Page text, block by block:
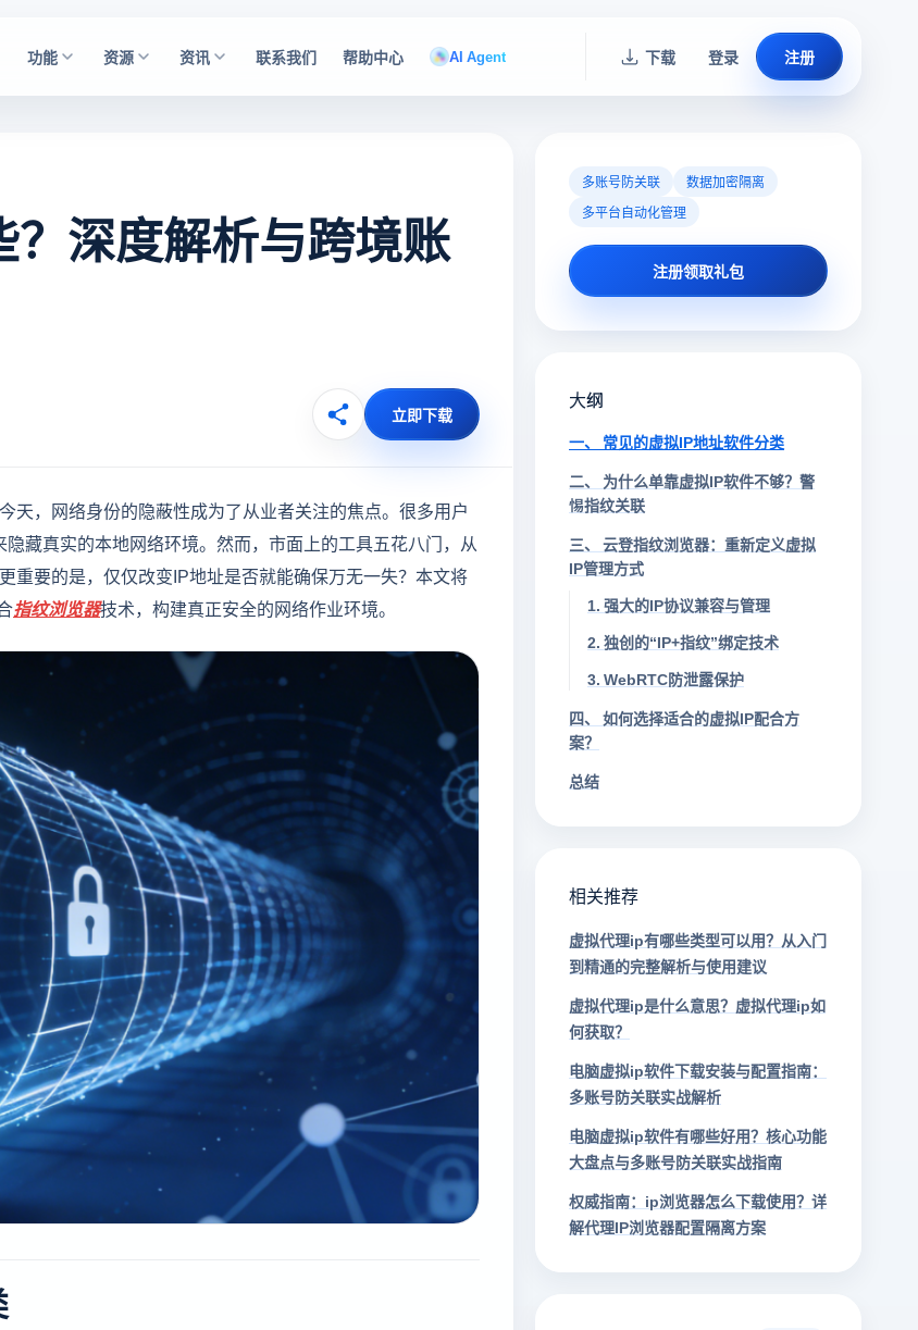
功能 资源 资讯 联系我们 帮助中心 AI Agent 下载 登录 注册
深度解析与跨境账
立即下载
，网络身份的隐蔽性成为了从业者关注的焦点。很多用户
隐藏真实的本地网络环境。然而，市面上的工具五花八门，从
重要的是，仅仅改变IP地址是否就能确保万无一失？本文将
指纹浏览器技术，构建真正安全的网络作业环境。
多账号防关联
数据加密隔离
多平台自动化管理
注册领取礼包
大纲
一、 常见的虚拟IP地址软件分类
二、 为什么单靠虚拟IP软件不够？警
惕指纹关联
三、 云登指纹浏览器：重新定义虚拟
IP管理方式
1. 强大的IP协议兼容与管理
2. 独创的“IP+指纹”绑定技术
3. WebRTC防泄露保护
四、 如何选择适合的虚拟IP配合方
案？
总结
相关推荐
虚拟代理ip有哪些类型可以用？从入门
到精通的完整解析与使用建议
虚拟代理ip是什么意思？虚拟代理ip如
何获取？
电脑虚拟ip软件下载安装与配置指南：
多账号防关联实战解析
电脑虚拟ip软件有哪些好用？核心功能
大盘点与多账号防关联实战指南
权威指南：ip浏览器怎么下载使用？详
解代理IP浏览器配置隔离方案